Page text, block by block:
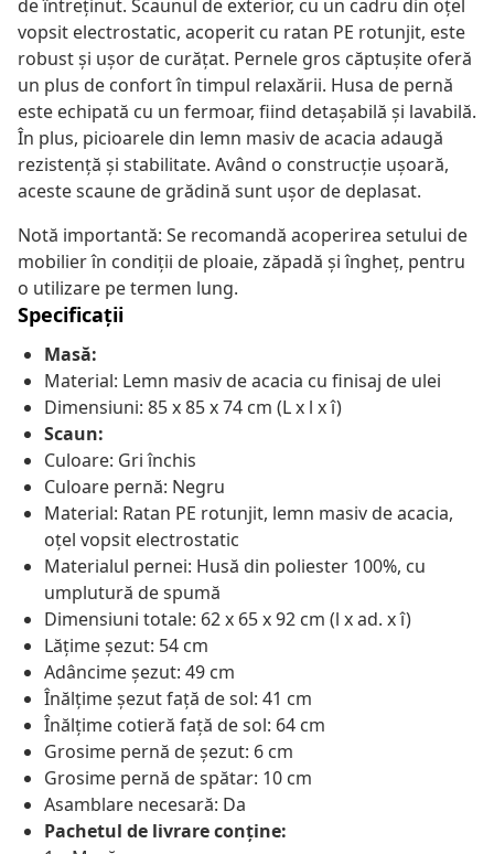
de întreținut. Scaunul de exterior, cu un cadru din oțel
vopsit electrostatic, acoperit cu ratan PE rotunjit, este
robust și ușor de curățat. Pernele gros căptușite oferă
un plus de confort în timpul relaxării. Husa de pernă
este echipată cu un fermoar, fiind detașabilă și lavabilă.
În plus, picioarele din lemn masiv de acacia adaugă
rezistență și stabilitate. Având o construcție ușoară,
aceste scaune de grădină sunt ușor de deplasat.
Notă importantă: Se recomandă acoperirea setului de
mobilier în condiții de ploaie, zăpadă și îngheț, pentru
o utilizare pe termen lung.
Specificații
Masă:
Material: Lemn masiv de acacia cu finisaj de ulei
Dimensiuni: 85 x 85 x 74 cm (L x l x î)
Scaun:
Culoare: Gri închis
Culoare pernă: Negru
Material: Ratan PE rotunjit, lemn masiv de acacia,
oțel vopsit electrostatic
Materialul pernei: Husă din poliester 100%, cu
umplutură de spumă
Dimensiuni totale: 62 x 65 x 92 cm (l x ad. x î)
Lățime șezut: 54 cm
Adâncime șezut: 49 cm
Înălțime șezut față de sol: 41 cm
Înălțime cotieră față de sol: 64 cm
Grosime pernă de șezut: 6 cm
Grosime pernă de spătar: 10 cm
Asamblare necesară: Da
Pachetul de livrare conține: